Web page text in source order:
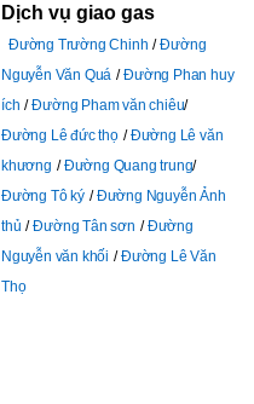
Dịch vụ giao gas
Đường Trường Chinh
Đường
Nguyễn Văn Quá
Đường Phan huy
ích
Đường Pham văn chiêu
Đường Lê đức thọ
Đường Lê văn
khương
Đường Quang trung
Đường Tô ký
Đường Nguyễn Ảnh
thủ
Đường Tân sơn
Đường
Nguyễn văn khối
Đường Lê Văn
Thọ